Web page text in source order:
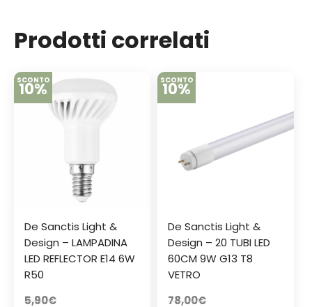
Prodotti correlati
SCONTO
10%
De Sanctis Light &
Design – LAMPADINA
LED REFLECTOR E14 6W
R50
5,90€
SCONTO
10%
De Sanctis Light &
Design – 20 TUBI LED
60CM 9W G13 T8
VETRO
78,00€